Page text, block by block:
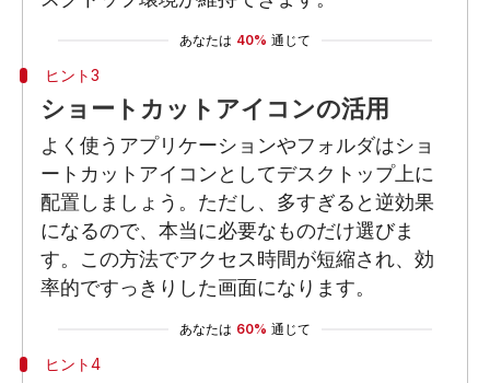
あなたは 40% 通じて
ヒント3
ショートカットアイコンの活用
よく使うアプリケーションやフォルダはショ
ートカットアイコンとしてデスクトップ上に
配置しましょう。ただし、多すぎると逆効果
になるので、本当に必要なものだけ選びま
す。この方法でアクセス時間が短縮され、効
率的ですっきりした画面になります。
あなたは 60% 通じて
ヒント4